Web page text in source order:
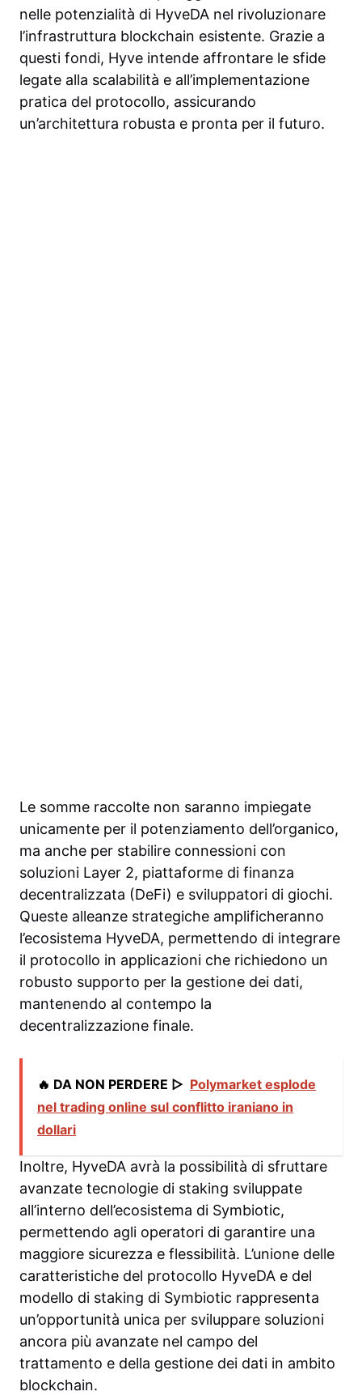
nelle potenzialità di HyveDA nel rivoluzionare
l’infrastruttura blockchain esistente. Grazie a
questi fondi, Hyve intende affrontare le sfide
legate alla scalabilità e all’implementazione
pratica del protocollo, assicurando
un’architettura robusta e pronta per il futuro.
Le somme raccolte non saranno impiegate
unicamente per il potenziamento dell’organico,
ma anche per stabilire connessioni con
soluzioni Layer 2, piattaforme di finanza
decentralizzata (DeFi) e sviluppatori di giochi.
Queste alleanze strategiche amplificheranno
l’ecosistema HyveDA, permettendo di integrare
il protocollo in applicazioni che richiedono un
robusto supporto per la gestione dei dati,
mantenendo al contempo la
decentralizzazione finale.
🔥 DA NON PERDERE ▷ Polymarket esplode
nel trading online sul conflitto iraniano in
dollari
Inoltre, HyveDA avrà la possibilità di sfruttare
avanzate tecnologie di staking sviluppate
all’interno dell’ecosistema di Symbiotic,
permettendo agli operatori di garantire una
maggiore sicurezza e flessibilità. L’unione delle
caratteristiche del protocollo HyveDA e del
modello di staking di Symbiotic rappresenta
un’opportunità unica per sviluppare soluzioni
ancora più avanzate nel campo del
trattamento e della gestione dei dati in ambito
blockchain.